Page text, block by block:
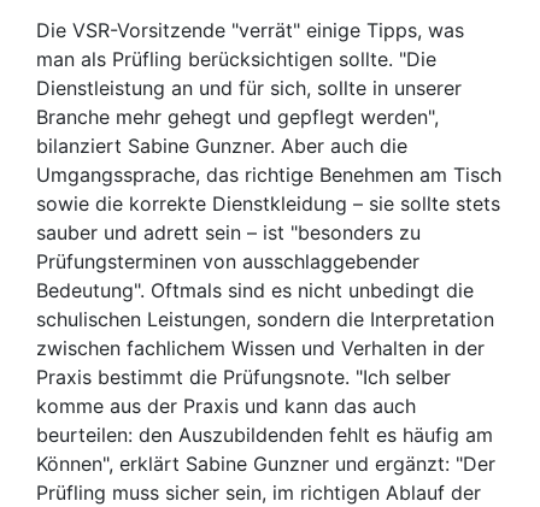
Die VSR-Vorsitzende "verrät" einige Tipps, was
man als Prüfling berücksichtigen sollte. "Die
Dienstleistung an und für sich, sollte in unserer
Branche mehr gehegt und gepflegt werden",
bilanziert Sabine Gunzner. Aber auch die
Umgangssprache, das richtige Benehmen am Tisch
sowie die korrekte Dienstkleidung – sie sollte stets
sauber und adrett sein – ist "besonders zu
Prüfungsterminen von ausschlaggebender
Bedeutung". Oftmals sind es nicht unbedingt die
schulischen Leistungen, sondern die Interpretation
zwischen fachlichem Wissen und Verhalten in der
Praxis bestimmt die Prüfungsnote. "Ich selber
komme aus der Praxis und kann das auch
beurteilen: den Auszubildenden fehlt es häufig am
Können", erklärt Sabine Gunzner und ergänzt: "Der
Prüfling muss sicher sein, im richtigen Ablauf der